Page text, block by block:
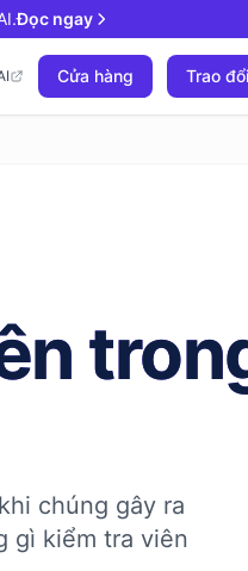
Đọc ngay
Cửa hàng Trao
chúng gây ra
gì kiểm tra viên